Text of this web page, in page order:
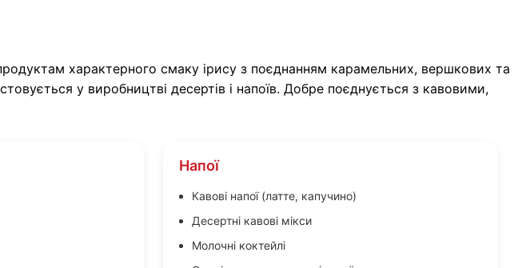
характерного смаку ірису з поєднанням карамельних, вершкових та
у виробництві десертів і напоїв. Добре поєднується з кавовими,
Напої
Кавові напої (латте, капучино)
Десертні кавові мікси
Молочні коктейлі